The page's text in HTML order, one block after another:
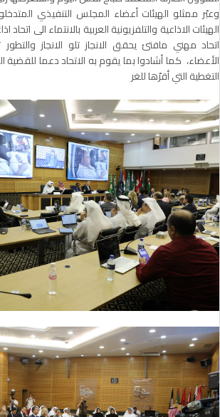
وعبّر ممثلو الهيئات أعضاء المجلس التنفيذي
الهيئات الاذاعية والتلفزيونية العربية بالانتماء الى
اتحاد مهني مافتئ يحقق الانجاز تلو الانجاز
الأعضاء، كما أشادوا بما يقوم به الاتحاد دعما
التغطية التي أقرّها للغر